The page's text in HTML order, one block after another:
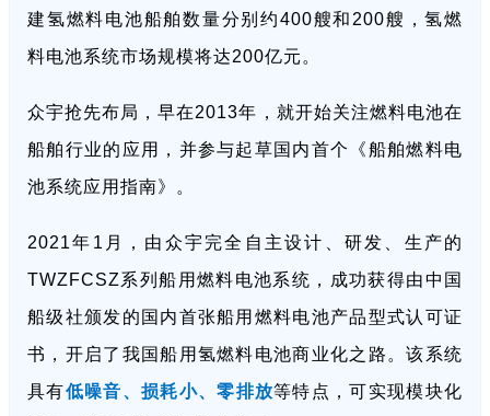
建氢燃料电池船舶数量分别约400艘和200艘，氢燃
料电池系统市场规模将达200亿元。
众宇抢先布局，早在2013年，就开始关注燃料电池在
船舶行业的应用，并参与起草国内首个《船舶燃料电
池系统应用指南》。
2021年1月，由众宇完全自主设计、研发、生产的
TWZFCSZ系列船用燃料电池系统，成功获得由中国
船级社颁发的国内首张船用燃料电池产品型式认可证
书，开启了我国船用氢燃料电池商业化之路。该系统
具有低噪音、损耗小、零排放等特点，可实现模块化